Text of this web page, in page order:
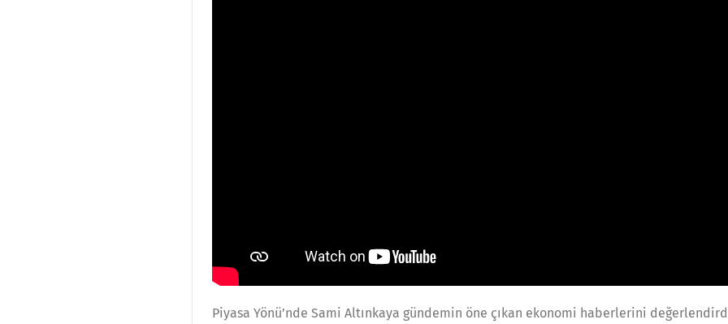
Piyasa Yönü’nde Sami Altınkaya gündemin öne çıkan ekonomi haberlerini